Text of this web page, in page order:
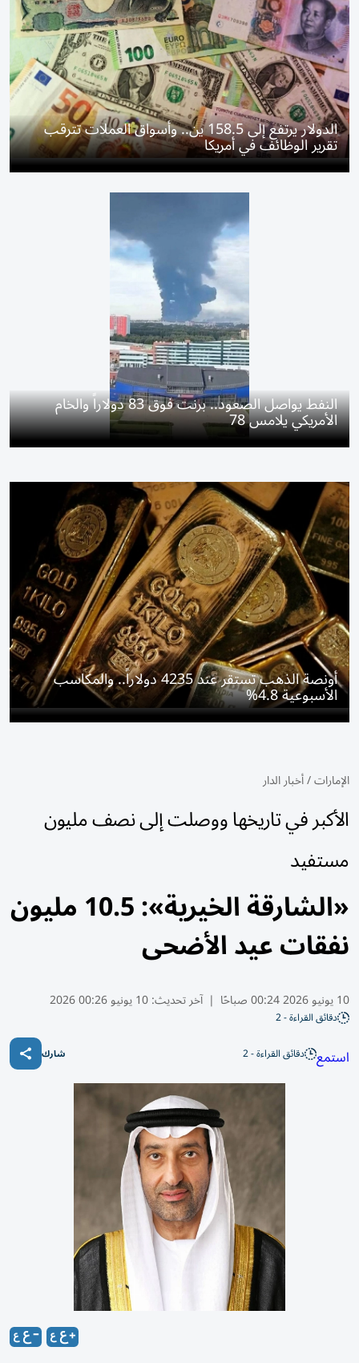
الدولار يرتفع إلى 158.5 ين.. وأسواق العملات تترقب
تقرير الوظائف في أمريكا
النفط يواصل الصعود.. برنت فوق 83 دولاراً والخام
الأمريكي يلامس 78
أونصة الذهب تستقر عند 4235 دولاراً.. والمكاسب
الأسبوعية 4.8%
الإمارات/أخبار الدار
الأكبر في تاريخها ووصلت إلى نصف مليون
مستفيد
«الشارقة الخيرية»: 10.5 مليون
نفقات عيد الأضحى
10 يونيو 2026 00:24 صباحًا | آخر تحديث:10 يونيو 00:26 2026
دقائق القراءة - 2
استمع دقائق القراءة - 2 شارك